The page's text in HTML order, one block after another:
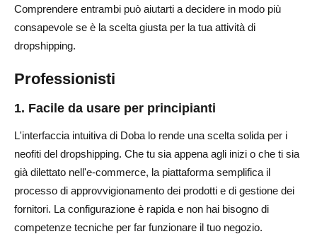
Comprendere entrambi può aiutarti a decidere in modo più
consapevole se è la scelta giusta per la tua attività di
dropshipping.
Professionisti
1. Facile da usare per principianti
L'interfaccia intuitiva di Doba lo rende una scelta solida per i
neofiti del dropshipping. Che tu sia appena agli inizi o che ti sia
già dilettato nell'e-commerce, la piattaforma semplifica il
processo di approvvigionamento dei prodotti e di gestione dei
fornitori. La configurazione è rapida e non hai bisogno di
competenze tecniche per far funzionare il tuo negozio.